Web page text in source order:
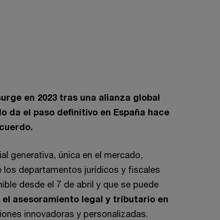
en 2023 tras una alianza global
da el paso definitivo en España hace
generativa, única en el mercado,
departamentos jurídicos y fiscales
desde el 7 de abril y que se puede
asesoramiento legal y tributario en
innovadoras y personalizadas.